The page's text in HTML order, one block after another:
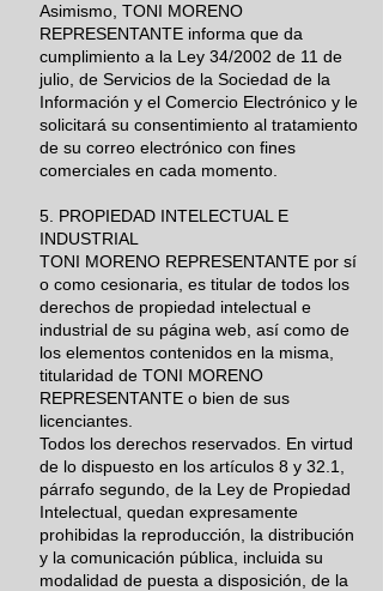
Asimismo, TONI MORENO
REPRESENTANTE informa que da
cumplimiento a la Ley 34/2002 de 11 de
julio, de Servicios de la Sociedad de la
Información y el Comercio Electrónico y le
solicitará su consentimiento al tratamiento
de su correo electrónico con fines
comerciales en cada momento.
5. PROPIEDAD INTELECTUAL E
INDUSTRIAL
TONI MORENO REPRESENTANTE por sí
o como cesionaria, es titular de todos los
derechos de propiedad intelectual e
industrial de su página web, así como de
los elementos contenidos en la misma,
titularidad de TONI MORENO
REPRESENTANTE o bien de sus
licenciantes.
Todos los derechos reservados. En virtud
de lo dispuesto en los artículos 8 y 32.1,
párrafo segundo, de la Ley de Propiedad
Intelectual, quedan expresamente
prohibidas la reproducción, la distribución
y la comunicación pública, incluida su
modalidad de puesta a disposición, de la